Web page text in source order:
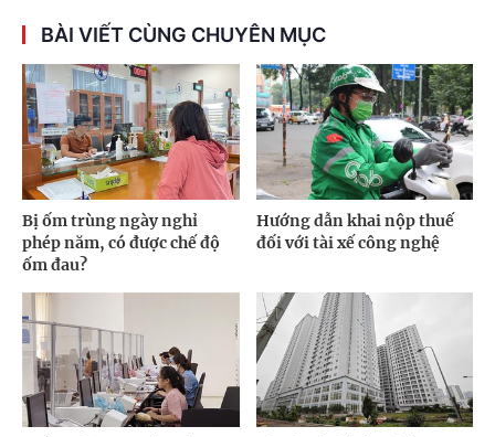
BÀI VIẾT CÙNG CHUYÊN MỤC
Bị ốm trùng ngày nghỉ
phép năm, có được chế độ
ốm đau?
Hướng dẫn khai nộp thuế
đối với tài xế công nghệ